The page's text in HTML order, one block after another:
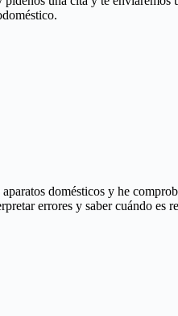
domésticos y he
errores y saber cuándo es